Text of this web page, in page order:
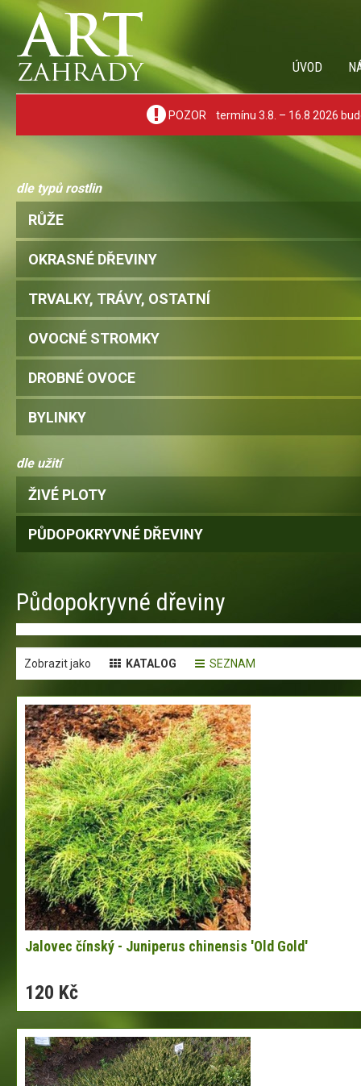
ÚVOD
POZOR termínu 3.8. – 16.8 2026
dle typů rostlin
RŮŽE
OKRASNÉ DŘEVINY
TRVALKY, TRÁVY, OSTATNÍ
OVOCNÉ STROMKY
DROBNÉ OVOCE
BYLINKY
dle užití
ŽIVÉ PLOTY
PŮDOPOKRYVNÉ DŘEVINY
Půdopokryvné dřeviny
Zobrazit jako KATALOG SEZNAM
Jalovec čínský - Juniperus chinensis 'Old Gold'
120 Kč